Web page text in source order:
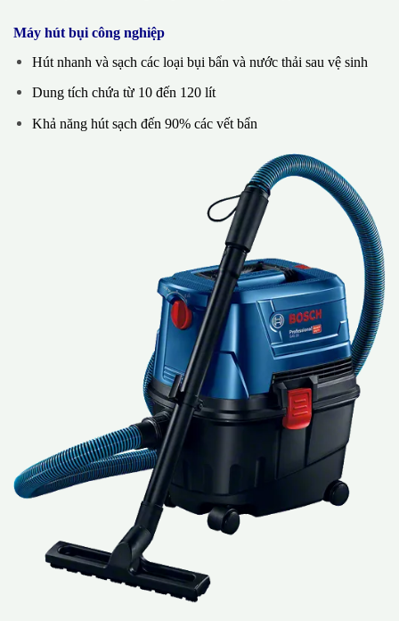
Máy hút bụi công nghiệp
Hút nhanh và sạch các loại bụi bẩn và nước thải sau vệ sinh
Dung tích chứa từ 10 đến 120 lít
Khả năng hút sạch đến 90% các vết bẩn